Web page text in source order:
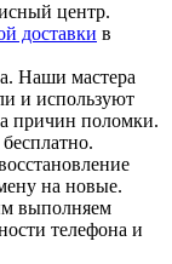
центр.
доставки в
Наши мастера
и используют
причин поломки.
на новые.
выполняем
телефона и